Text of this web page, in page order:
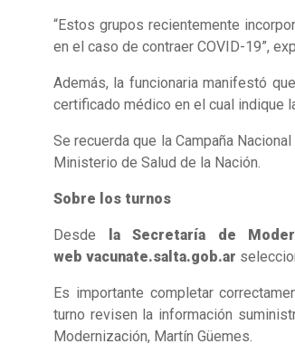
“Estos grupos recientemente
en el caso de contraer COVID-19”,
Además, la funcionaria manifestó
certificado médico en el cual indique
Se recuerda que la Campaña
Ministerio de Salud de la Nación.
Sobre los turnos
Desde la Secretaría de
web vacunate.salta.gob.ar
Es importante completar
turno revisen la información
Modernización, Martín Güemes.